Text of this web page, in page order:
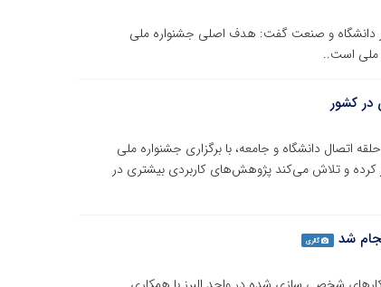
دانشگاه و صنعت گفت: هدف اصلی جشنواره ملی
ملی است..
در کشور
اتصال دانشگاه و جامعه، با برگزاری جشنواره ملی
کرده و تلاش می‌کند پژوهش‌های کاربردی بیشتری در
شد گالری